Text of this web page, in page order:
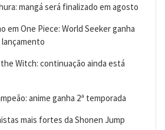
mangá será finalizado em agosto
em One Piece: World Seeker ganha
Witch: continuação ainda está
anime ganha 2ª temporada
mais fortes da Shonen Jump